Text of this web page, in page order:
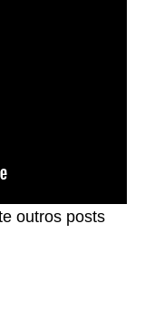
outros posts